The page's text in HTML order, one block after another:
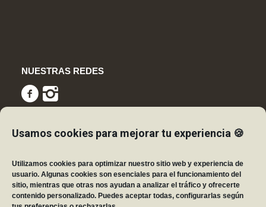
Usamos cookies para mejorar tu experiencia 🍪
Utilizamos cookies para optimizar nuestro sitio web y experiencia de
usuario. Algunas cookies son esenciales para el funcionamiento del
sitio, mientras que otras nos ayudan a analizar el tráfico y ofrecerte
contenido personalizado. Puedes aceptar todas, configurarlas según
NUESTRAS REDES
CERTIFICACIONES